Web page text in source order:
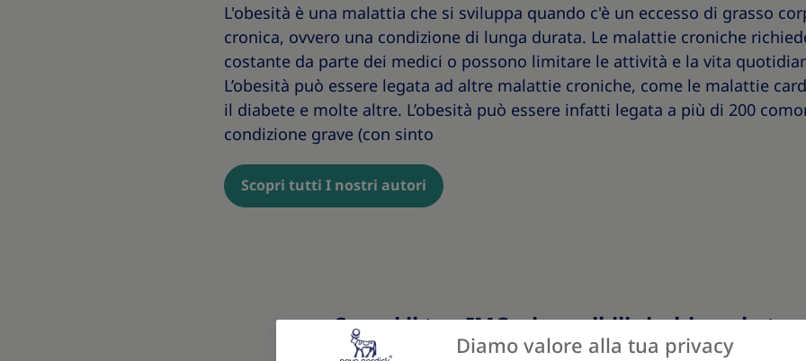
L'obesità è una malattia che si sviluppa quando c'è un eccesso di grasso
cronica, ovvero una condizione di lunga durata. Le malattie croniche
costante da parte dei medici o possono limitare le attività e la vita
L’obesità può essere legata ad altre malattie croniche, come le malattie
il diabete e molte altre. L’obesità può essere infatti legata a più di 200
condizione grave (con sinto
Scopri tutti I nostri autori
Scopri il tuo IMC e i possibili rischi per la
Diamo valore alla tua privacy